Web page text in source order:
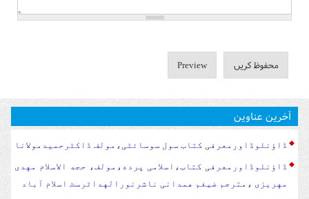
آخرین عناوین
ڈاؤنلوڈاورمعرفی کتاب سول سوسا‏‏ئٹی،مولف ڈاکٹرحمیدمولانا
ڈاؤنلوڈاورمعرفی کتاب،اسلامی پرده،مولف، حجه الاسلام مهدی
مهریزی ،مترجم ضیغم همدانی ناشرنورالهداٹرسٹ اسلام آباد